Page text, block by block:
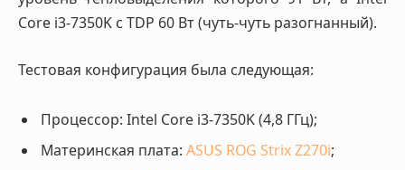
Core i3-7350K с TDP 60 Вт (чуть-чуть разогнанный).
Тестовая конфигурация была следующая:
Процессор: Intel Core i3-7350K (4,8 ГГц);
Материнская плата: ASUS ROG Strix Z270i;